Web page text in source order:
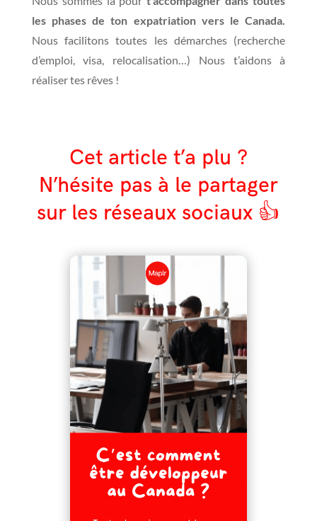
les phases de ton expatriation vers le Canada.
Nous facilitons toutes les démarches (recherche
d’emploi, visa, relocalisation…) Nous t’aidons à
réaliser tes rêves !
Cet article t’a plu ?
N’hésite pas à le partager
sur les réseaux sociaux 👍